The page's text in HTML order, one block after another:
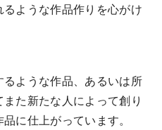
ような作品作りを心がけ
ような作品、あるいは所
た新たな人によって創り
に仕上がっています。